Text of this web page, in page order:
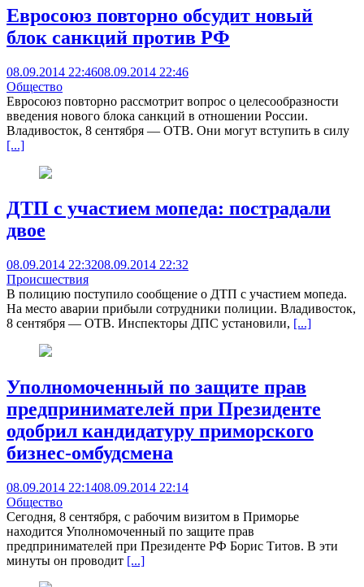
Евросоюз повторно обсудит новый
блок санкций против РФ
08.09.2014 22:4608.09.2014 22:46
Общество
Евросоюз повторно рассмотрит вопрос о целесообразности
введения нового блока санкций в отношении России.
Владивосток, 8 сентября — ОТВ. Они могут вступить в силу
[...]
ДТП с участием мопеда: пострадали
двое
08.09.2014 22:3208.09.2014 22:32
Происшествия
В полицию поступило сообщение о ДТП с участием мопеда.
На место аварии прибыли сотрудники полиции. Владивосток,
8 сентября — ОТВ. Инспекторы ДПС установили, [...]
Уполномоченный по защите прав
предпринимателей при Президенте
одобрил кандидатуру приморского
бизнес-омбудсмена
08.09.2014 22:1408.09.2014 22:14
Общество
Сегодня, 8 сентября, с рабочим визитом в Приморье
находится Уполномоченный по защите прав
предпринимателей при Президенте РФ Борис Титов. В эти
минуты он проводит [...]